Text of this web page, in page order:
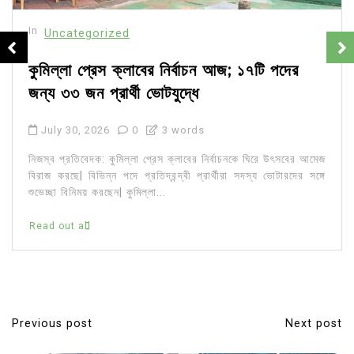
In Uncategorized
কুমিল্লা প্রেস ক্লাবের নির্বাচন আজ; ১৭টি পদের
জন্য ৩৩ জন প্রার্থী ভোটযুদ্ধে
July 30, 2026 0 3 words
নিজস্ব প্রতিবেদক: কুমিল্লা প্রেস ক্লাবের নির্বাচনকে ঘিরে উৎসবের আমেজ
বিরাজ করছে| বিভিন্ন পদে প্রতিদ্বন্দ্বী প্রার্থীরা সদস্য ভোটারদের সঙ্গে
শুভেচ্ছা বিনিময় করছেন| কুমিল্লা...
Read out all
P
Previous post Next post